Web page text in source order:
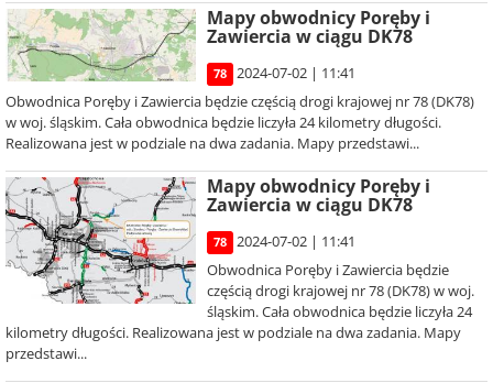
Mapy obwodnicy Poręby i
Zawiercia w ciągu DK78
78
2024-07-02 | 11:41
Obwodnica Poręby i Zawiercia będzie częścią drogi krajowej nr 78 (DK78)
w woj. śląskim. Cała obwodnica będzie liczyła 24 kilometry długości.
Realizowana jest w podziale na dwa zadania. Mapy przedstawi...
Mapy obwodnicy Poręby i
Zawiercia w ciągu DK78
78
2024-07-02 | 11:41
Obwodnica Poręby i Zawiercia będzie
częścią drogi krajowej nr 78 (DK78) w woj.
śląskim. Cała obwodnica będzie liczyła 24
kilometry długości. Realizowana jest w podziale na dwa zadania. Mapy
przedstawi...